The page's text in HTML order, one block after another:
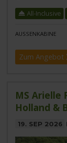
All-Inclusive
AUSSENKABINE
Zum Angebot
MS Arielle
Holland &
19. SEP 2026